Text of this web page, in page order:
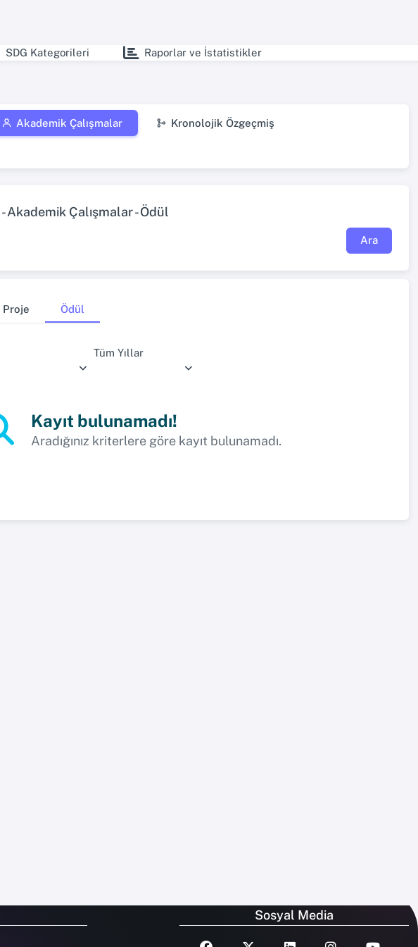
SDG Kategorileri Raporlar ve İstatistikler
Akademik Çalışmalar Kronolojik Özgeçmiş
Akademik Çalışmalar - Ödül
Ara
Proje Ödül
Tüm Yıllar
Kayıt bulunamadı!
Aradığınız kriterlere göre kayıt bulunamadı.
Sosyal Media